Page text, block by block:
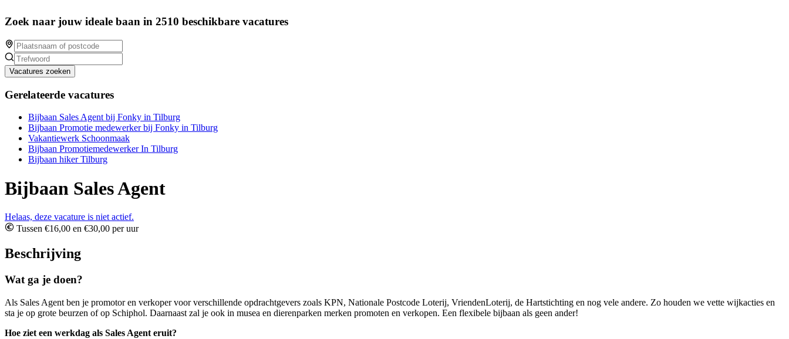
Zoek naar jouw ideale baan in 2510 beschikbare vacatures
Vacatures zoeken
Gerelateerde vacatures
Bijbaan Sales Agent bij Fonky in Tilburg
Bijbaan Promotie medewerker bij Fonky in Tilburg
Vakantiewerk Schoonmaak
Bijbaan Promotiemedewerker In Tilburg
Bijbaan hiker Tilburg
Bijbaan Sales Agent
Helaas, deze vacature is niet actief.
Tussen €16,00 en €30,00 per uur
Beschrijving
Wat ga je doen?
Als Sales Agent ben je promotor en verkoper voor verschillende opdrachtgevers zoals KPN, Nationale Postcode Loterij, VriendenLoterij, de Hartstichting en nog vele andere. Zo houden we vette wijkacties en
sta je op grote beurzen of op Schiphol. Daarnaast zal je ook in musea en dierenparken merken promoten en verkopen. Een flexibele bijbaan als geen ander!
Hoe ziet een werkdag als Sales Agent eruit?